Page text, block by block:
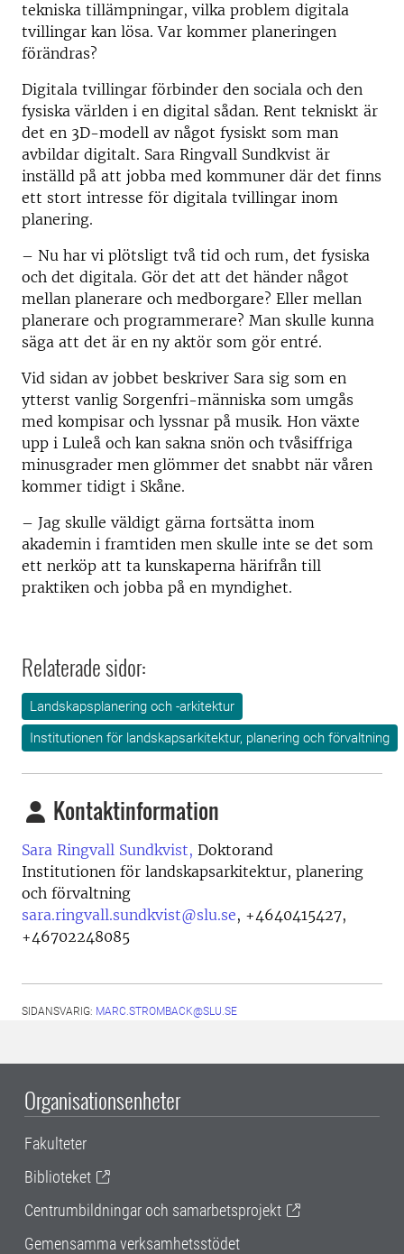
tekniska tillämpningar, vilka problem digitala
tvillingar kan lösa. Var kommer planeringen
förändras?
Digitala tvillingar förbinder den sociala och den
fysiska världen i en digital sådan. Rent tekniskt är
det en 3D-modell av något fysiskt som man
avbildar digitalt. Sara Ringvall Sundkvist är
inställd på att jobba med kommuner där det finns
ett stort intresse för digitala tvillingar inom
planering.
– Nu har vi plötsligt två tid och rum, det fysiska
och det digitala. Gör det att det händer något
mellan planerare och medborgare? Eller mellan
planerare och programmerare? Man skulle kunna
säga att det är en ny aktör som gör entré.
Vid sidan av jobbet beskriver Sara sig som en
ytterst vanlig Sorgenfri-människa som umgås
med kompisar och lyssnar på musik. Hon växte
upp i Luleå och kan sakna snön och tvåsiffriga
minusgrader men glömmer det snabbt när våren
kommer tidigt i Skåne.
– Jag skulle väldigt gärna fortsätta inom
akademin i framtiden men skulle inte se det som
ett nerköp att ta kunskaperna härifrån till
praktiken och jobba på en myndighet.
Relaterade sidor:
Landskapsplanering och -arkitektur
Institutionen för landskapsarkitektur, planering och förvaltning
Kontaktinformation
Sara Ringvall Sundkvist, Doktorand
Institutionen för landskapsarkitektur, planering
och förvaltning
sara.ringvall.sundkvist@slu.se, +4640415427,
+46702248085
SIDANSVARIG: MARC.STROMBACK@SLU.SE
Organisationsenheter
Fakulteter
Biblioteket
Centrumbildningar och samarbetsprojekt
Gemensamma verksamhetsstödet